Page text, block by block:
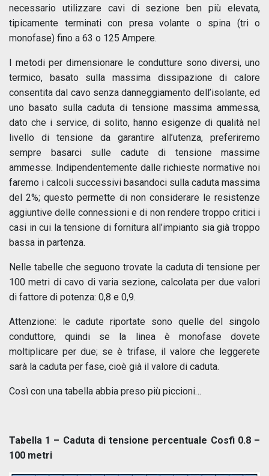
necessario utilizzare cavi di sezione ben più elevata,
tipicamente terminati con presa volante o spina (tri o
monofase) fino a 63 o 125 Ampere.
I metodi per dimensionare le condutture sono diversi, uno
termico, basato sulla massima dissipazione di calore
consentita dal cavo senza danneggiamento dell’isolante, ed
uno basato sulla caduta di tensione massima ammessa,
dato che i service, di solito, hanno esigenze di qualità nel
livello di tensione da garantire all’utenza, preferiremo
sempre basarci sulle cadute di tensione massime
ammesse. Indipendentemente dalle richieste normative noi
faremo i calcoli successivi basandoci sulla caduta massima
del 2%; questo permette di non considerare le resistenze
aggiuntive delle connessioni e di non rendere troppo critici i
casi in cui la tensione di fornitura all’impianto sia già troppo
bassa in partenza.
Nelle tabelle che seguono trovate la caduta di tensione per
100 metri di cavo di varia sezione, calcolata per due valori
di fattore di potenza: 0,8 e 0,9.
Attenzione: le cadute riportate sono quelle del singolo
conduttore, quindi se la linea è monofase dovete
moltiplicare per due; se è trifase, il valore che leggerete
sarà la caduta per fase, cioè già il valore di caduta.
Così con una tabella abbia preso più piccioni…
Tabella 1 – Caduta di tensione percentuale Cosfi 0.8 –
100 metri